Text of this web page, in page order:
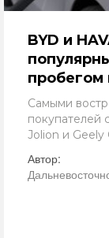
BYD и
Самыми
покупателей
Jolion и Geely
Автор: